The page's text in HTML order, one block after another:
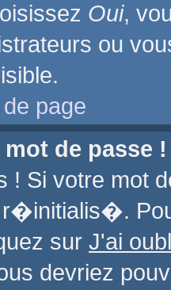
Oui,
ou
page
de passe !
! Si votre
sur J'ai
devriez